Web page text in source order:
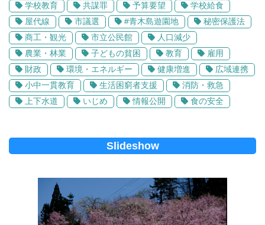
学校教育
共謀罪 予算要望
学校給食
屋代線
市議選 #青木島遊園地
秘密保護法
商工・観光
市立公民館
人口減少
農業・林業
子どもの貧困 教育
雇用
財政
環境・エネルギー 健康増進
広域連携
小中一貫教育
生活困窮者支援
消防・救急
上下水道
いじめ 情報公開 食の安全
Slideshow